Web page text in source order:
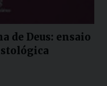
de Deus: ensaio